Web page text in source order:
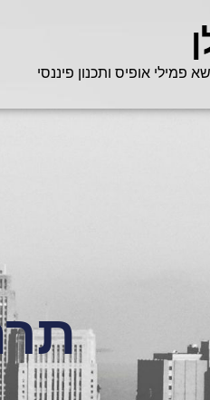
פמילי אופיס ותכנון פיננסי